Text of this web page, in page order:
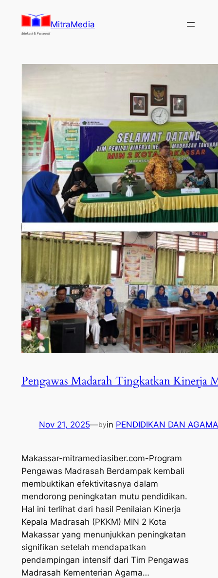
konten
MitraMedia
Pengawas Madarah Tingkatkan Kinerja
Nov 21, 2025—byin PENDIDIKAN DAN AGAMA
Makassar-mitramediasiber.com-Program
Pengawas Madrasah Berdampak kembali
membuktikan efektivitasnya dalam
mendorong peningkatan mutu pendidikan.
Hal ini terlihat dari hasil Penilaian Kinerja
Kepala Madrasah (PKKM) MIN 2 Kota
Makassar yang menunjukkan peningkatan
signifikan setelah mendapatkan
pendampingan intensif dari Tim Pengawas
Madrasah Kementerian Agama…